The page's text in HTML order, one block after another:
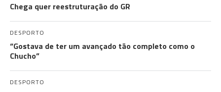
Chega quer reestruturação do GR
DESPORTO
“Gostava de ter um avançado tão completo como o
Chucho”
DESPORTO